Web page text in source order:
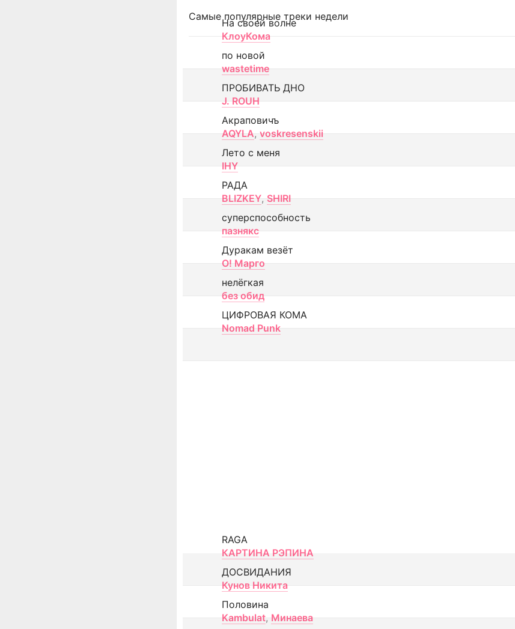
Самые популярные треки недели
На своей волне
КлоуКома
по новой
wastetime
ПРОБИВАТЬ ДНО
J. ROUH
Акраповичъ
AQYLA, voskresenskii
Лето с меня
IHY
РАДА
BLIZKEY, SHIRI
суперспособность
пазнякс
Дуракам везёт
О! Марго
нелёгкая
без обид
ЦИФРОВАЯ КОМА
Nomad Punk
RAGA
КАРТИНА РЭПИНА
ДОСВИДАНИЯ
Кунов Никита
Половина
Kambulat, Минаева